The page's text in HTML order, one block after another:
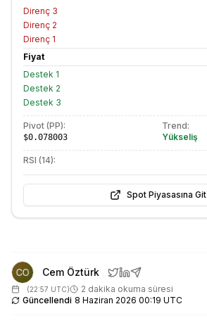
Direnç 3
Direnç 2
Direnç 1
Fiyat
Destek 1
Destek 2
Destek 3
Pivot (PP):
$0.078003
Trend:
Yükseliş
RSI (14):
Spot Piyasasına Git
Cem Öztürk
(22:57 UTC)
2 dakika okuma süresi
Güncellendi 8 Haziran 2026 00:19 UTC